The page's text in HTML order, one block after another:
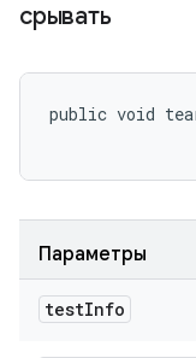
срывать
public void
Параметры
testInfo